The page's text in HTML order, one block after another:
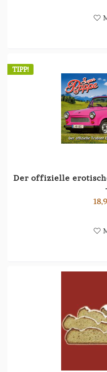
TIPP!
Der offizielle